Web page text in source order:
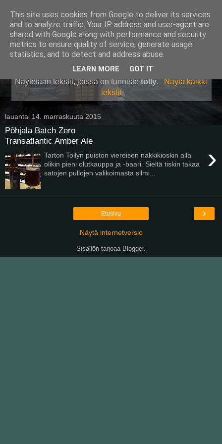
Pullollinen
Näytetään tekstit, joissa on tunnistetolly.
Näytä kaikki
tekstit
lauantai 14. marraskuuta 2015
Põhjala Batch Zero
Transatlantic Amber Ale
›
Tarton Tollyn puiston viereisen nakkikioskin alla
olikin pieni olutkauppa ja -baari. Sieltä tiskin takaa
satojen pullojen valikoimasta silmi...
›
Etusivu
Näytä internetversio
Sisällön tarjoaa Blogger.
This site uses cookies from Google to deliver its services
and to analyze traffic. Your IP address and user-agent are
shared with Google along with performance and security
metrics to ensure quality of service, generate usage
statistics, and to detect and address abuse.
LEARN MORE GOT IT